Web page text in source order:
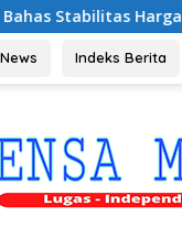
dan Populasi Ayam
Indeks Berita